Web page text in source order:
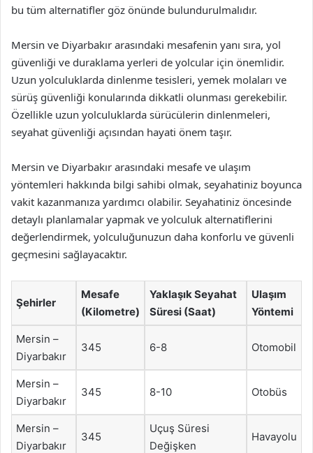
bu tüm alternatifler göz önünde bulundurulmalıdır.
Mersin ve Diyarbakır arasındaki mesafenin yanı sıra, yol
güvenliği ve duraklama yerleri de yolcular için önemlidir.
Uzun yolculuklarda dinlenme tesisleri, yemek molaları ve
sürüş güvenliği konularında dikkatli olunması gerekebilir.
Özellikle uzun yolculuklarda sürücülerin dinlenmeleri,
seyahat güvenliği açısından hayati önem taşır.
Mersin ve Diyarbakır arasındaki mesafe ve ulaşım
yöntemleri hakkında bilgi sahibi olmak, seyahatiniz boyunca
vakit kazanmanıza yardımcı olabilir. Seyahatiniz öncesinde
detaylı planlamalar yapmak ve yolculuk alternatiflerini
değerlendirmek, yolculuğunuzun daha konforlu ve güvenli
geçmesini sağlayacaktır.
Şehirler
Mesafe
(Kilometre)
Yaklaşık Seyahat
Süresi (Saat)
Ulaşım
Yöntemi
Mersin –
Diyarbakır
345 6-8 Otomobil
Mersin –
Diyarbakır
345 8-10 Otobüs
Mersin –
Diyarbakır
345
Uçuş Süresi
Değişken
Havayolu